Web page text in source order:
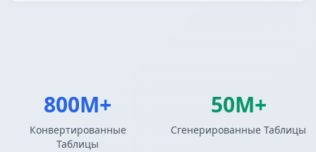
800M+
Конвертированные
Таблицы
50M+
Сгенерированные Таблицы